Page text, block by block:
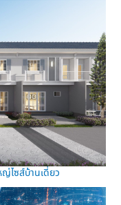
ไซส์บ้านเดี่ยว